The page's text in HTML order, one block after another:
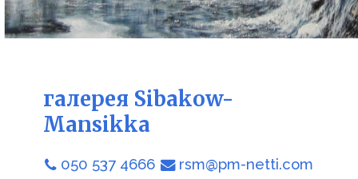
галерея Sibakow-
Mansikka
050 537 4666 rsm@pm-netti.com